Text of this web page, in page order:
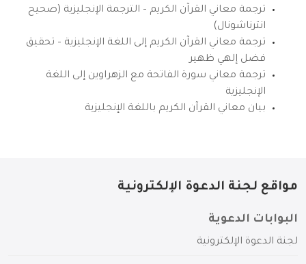
ترجمة معاني القرآن الكريم – الترجمة الإنجليزية (صحيح
انترناشونال)
ترجمة معاني القرآن الكريم إلى اللغة الإنجليزية – تحقيق
فضل إلهي ظهير
ترجمة معاني سورة الفاتحة مع الزهراوين إلى اللغة
الإنجليزية
بيان معاني القرآن الكريم باللغة الإنجليزية
مواقع لجنة الدعوة الإلكترونية
البوابات الدعوية
لجنة الدعوة الإلكترونية